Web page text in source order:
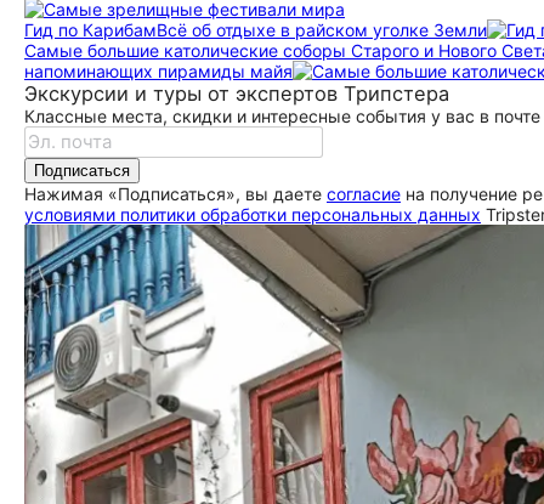
Гид по КарибамВсё об отдыхе в райском уголке Земли
Самые большие католические соборы Старого и Нового
напоминающих пирамиды майя
Экскурсии и туры от экспертов Трипстера
Классные места, скидки и интересные события у вас в почте
Подписаться
Нажимая «Подписаться», вы даете согласие на получение
условиями политики обработки персональных данных